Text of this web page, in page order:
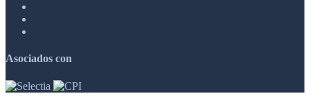
Asociados con